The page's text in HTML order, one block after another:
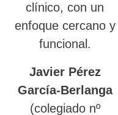
clínico, con un
enfoque cercano y
funcional.
Javier Pérez
García-Berlanga
(colegiado nº